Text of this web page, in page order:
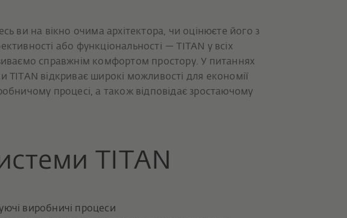
ви на вікно очима архітектора, чи оцінюєте його з
або функціональності — TITAN у всіх
справжнім комфортом простору. У питаннях
TITAN відкриває широкі можливості для економії
процесі, а також відповідає зростаючому
TITAN
виробничі процеси